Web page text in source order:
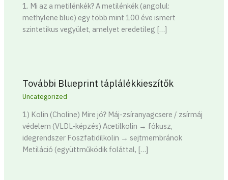
1. Mi az a metilénkék? A metilénkék (angolul:
methylene blue) egy több mint 100 éve ismert
szintetikus vegyület, amelyet eredetileg […]
További Blueprint táplálékkieszítők
Uncategorized
1) Kolin (Choline) Mire jó? Máj-zsíranyagcsere / zsírmáj
védelem (VLDL-képzés) Acetilkolin → fókusz,
idegrendszer Foszfatidilkolin → sejtmembránok
Metiláció (együttműködik foláttal, […]